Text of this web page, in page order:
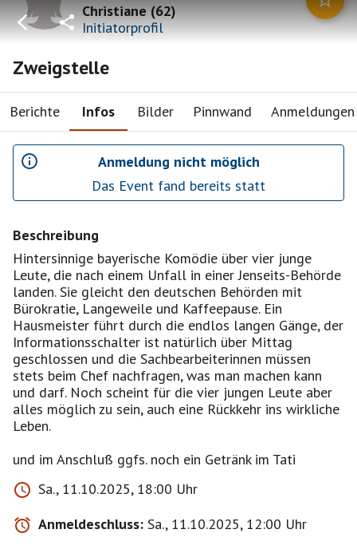
Christiane(62)
Initiatorprofil
Zweigstelle
Berichte Infos Bilder Pinnwand Anmeldungen
Anmeldung nicht möglich
Das Event fand bereits statt
Beschreibung
Hintersinnige bayerische Komödie über vier junge
Leute, die nach einem Unfall in einer Jenseits-Behörde
landen. Sie gleicht den deutschen Behörden mit
Bürokratie, Langeweile und Kaffeepause. Ein
Hausmeister führt durch die endlos langen Gänge, der
Informationsschalter ist natürlich über Mittag
geschlossen und die Sachbearbeiterinnen müssen
stets beim Chef nachfragen, was man machen kann
und darf. Noch scheint für die vier jungen Leute aber
alles möglich zu sein, auch eine Rückkehr ins wirkliche
Leben.
und im Anschluß ggfs. noch ein Getränk im Tati
Sa., 11.10.2025, 18:00 Uhr
Anmeldeschluss: Sa., 11.10.2025, 12:00 Uhr